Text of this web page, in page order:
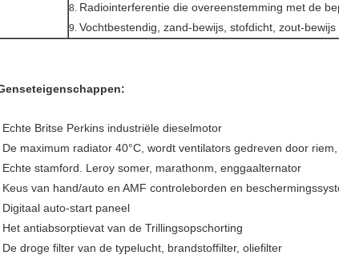
8. Radiointerferentie die overeenstemming met de
9. Vochtbestendig, zand-bewijs, stofdicht, zout-
Echte Britse Perkins industriële dieselmotor
De maximum radiator 40°C, wordt ventilators gedreven door
Echte stamford. Leroy somer, marathonm, enggaalternator
Keus van hand/auto en AMF controleborden en
Digitaal auto-start paneel
Het antiabsorptievat van de Trillingsopschorting
De droge filter van de typelucht, brandstoffilter, oliefilter